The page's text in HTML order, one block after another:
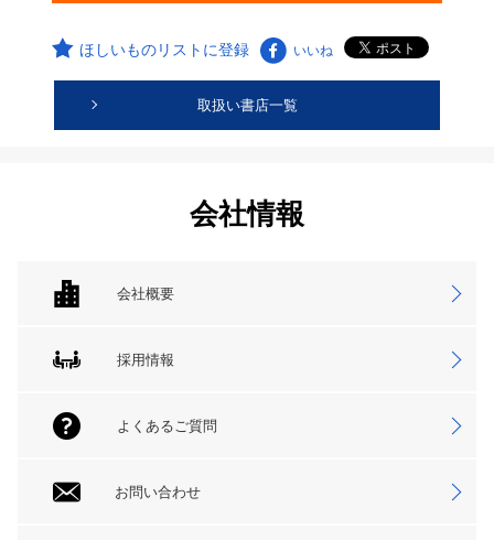
ほしいものリストに登録 いいね
取扱い書店一覧
会社情報
会社概要
採用情報
よくあるご質問
お問い合わせ